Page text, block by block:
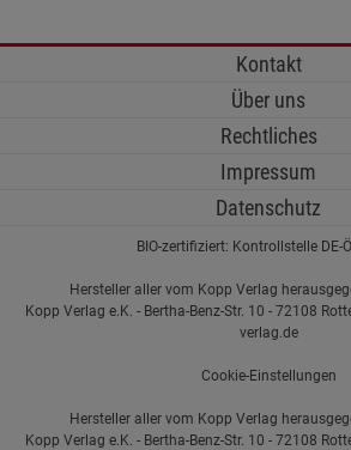
Kontakt
Über uns
Rechtliches
Impressum
Datenschutz
BIO-zertifiziert: Kontrollstelle DE-
Hersteller aller vom Kopp Verlag
Kopp Verlag e.K. - Bertha-Benz-Str. 10 - 72108
verlag.de
Cookie-Einstellungen
Hersteller aller vom Kopp Verlag
Kopp Verlag e.K. - Bertha-Benz-Str. 10 - 72108